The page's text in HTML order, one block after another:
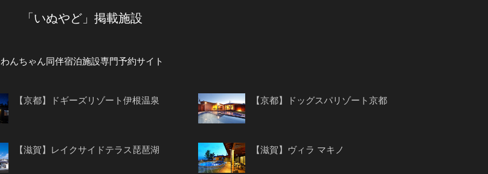
「いぬやど」掲載施設
わんちゃん同伴宿泊施設専門予約サイト
【京都】ドギーズリゾート伊根温泉 【京都】ドッグスパリゾート京都
【滋賀】レイクサイドテラス琵琶湖 【滋賀】ヴィラ マキノ